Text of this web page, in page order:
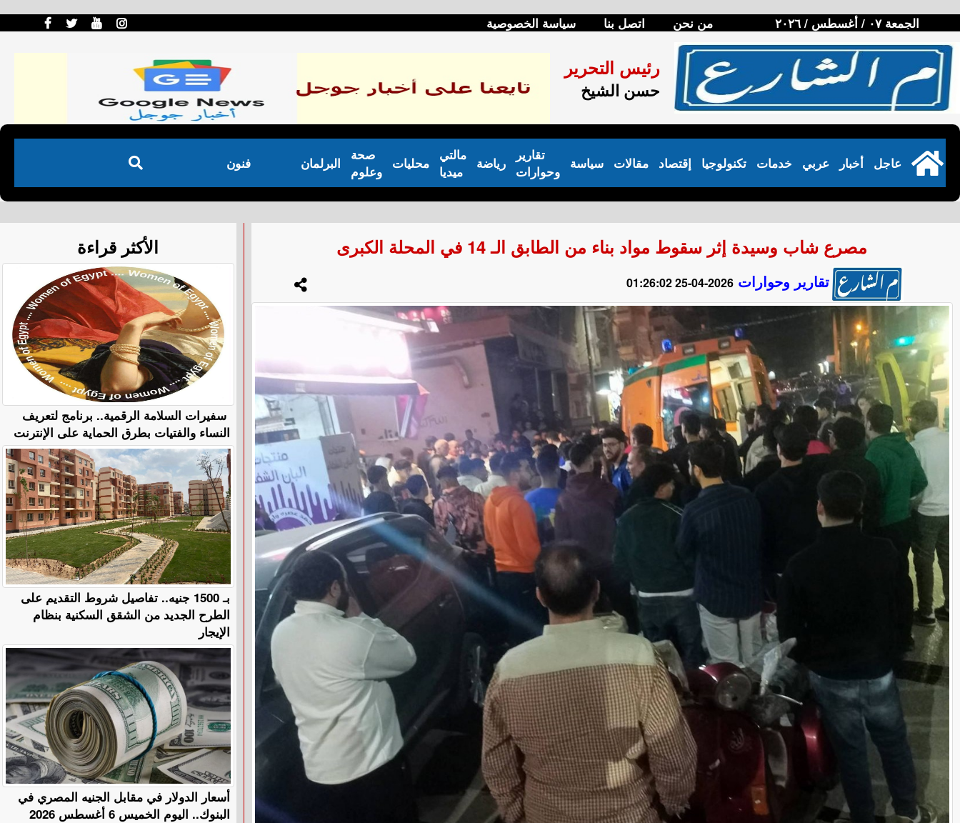
الجمعة ٠٧ / أغسطس / ٢٠٢٦ من نحن اتصل بنا سياسة الخصوصية
رئيس التحرير
حسن الشيخ
فنون البرلمان
صحة
وعلوم
محليات
مالتي
ميديا
رياضة
تقارير
وحوارات
سياسة مقالات إقتصاد تكنولوجيا خدمات عربي أخبار عاجل
مصرع شاب وسيدة إثر سقوط مواد بناء من الطابق الـ 14 في المحلة الكبرى
تقارير وحوارات 2026-04-25 01:26:02
الأكثر قراءة
سفيرات السلامة الرقمية.. برنامج لتعريف
النساء والفتيات بطرق الحماية على الإنترنت
بـ 1500 جنيه.. تفاصيل شروط التقديم على
الطرح الجديد من الشقق السكنية بنظام
الإيجار
أسعار الدولار في مقابل الجنيه المصري في
البنوك.. اليوم الخميس 6 أغسطس 2026